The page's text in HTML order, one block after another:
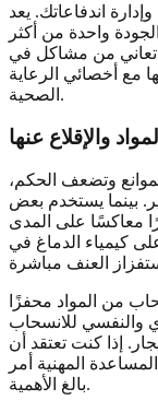
اندفاعاتك. يعد
واحدة من أكثر
تعاني من مشاكل في
مع أخصائي الرعاية
الصحية.
وتضعف الحكم،
بينما يستخدم بعض
معاكسًا على المدى
كيمياء الدماغ في
من المواد محفزًا
والنفسي للانسحاب
إذا كنت تعتقد أن
المهنية أمر
بالغ الأهمية.